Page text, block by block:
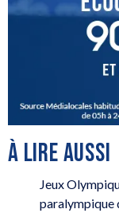
À LIRE AUSSI
Jeux
paralympique